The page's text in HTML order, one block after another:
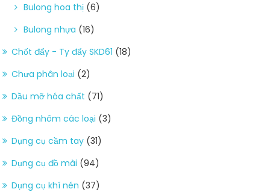
Bulong hoa thị (6)
Bulong nhựa (16)
Chốt đẩy - Ty đẩy SKD61 (18)
Chưa phân loại (2)
Dầu mỡ hóa chất (71)
Đồng nhôm các loại (3)
Dụng cụ cầm tay (31)
Dụng cụ đồ mài (94)
Dụng cụ khí nén (37)